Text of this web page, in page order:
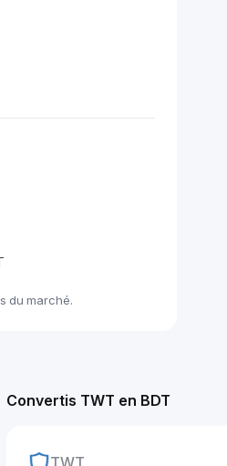
du marché.
Convertis TWT en BDT
TWT